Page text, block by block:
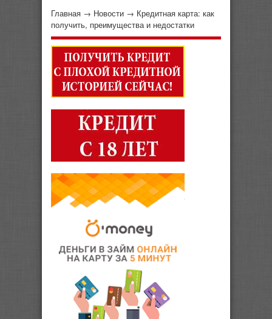
Главная → Новости → Кредитная карта: как
получить, преимущества и недостатки